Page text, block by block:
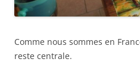
Comme nous sommes en
reste centrale.